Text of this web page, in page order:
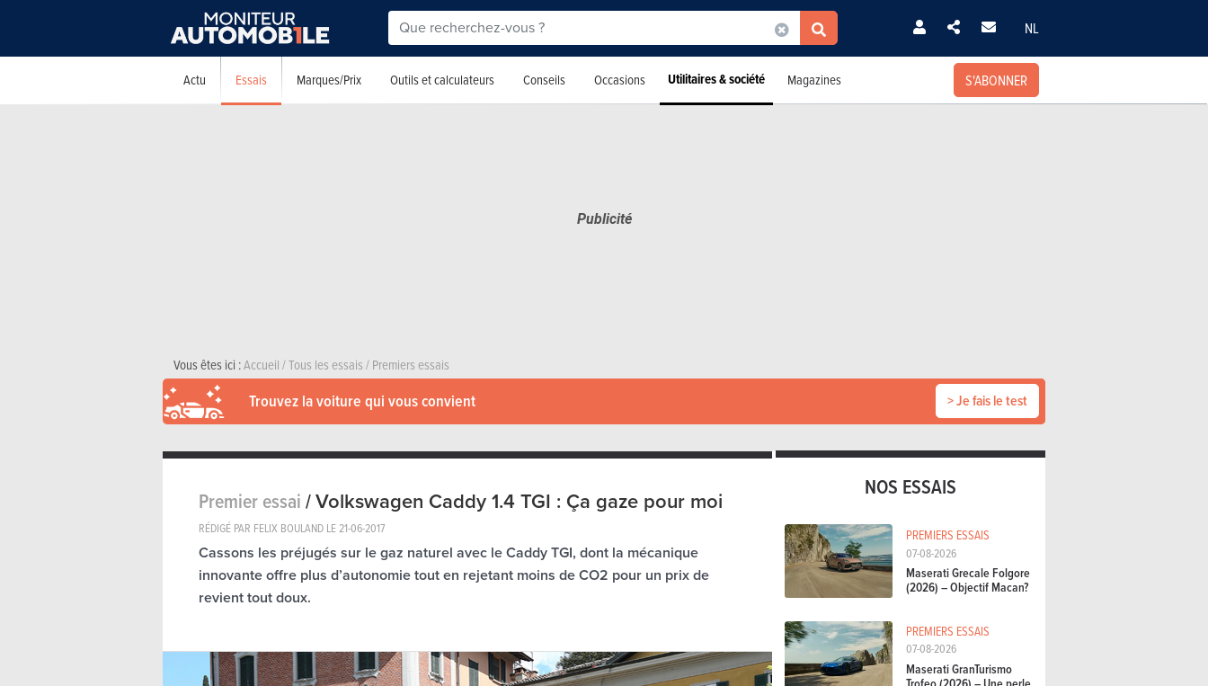
NL
Actu Essais Marques/Prix Outils et calculateurs Conseils Occasions Utilitaires & société Magazines S'ABONNER
Vous êtes ici :Accueil/Tous les essais/Premiers essais
Trouvez la voiture qui vous convient > Je fais le test
Premier essai/Volkswagen Caddy 1.4 TGI : Ça gaze pour moi
RÉDIGÉ PAR FELIX BOULAND LE21-06-2017
Cassons les préjugés sur le gaz naturel avec le Caddy TGI, dont la mécanique
innovante offre plus d’autonomie tout en rejetant moins de CO2 pour un prix de
revient tout doux.
NOS ESSAIS
PREMIERS ESSAIS
07-08-2026
Maserati Grecale Folgore
(2026) – Objectif Macan?
PREMIERS ESSAIS
07-08-2026
Maserati GranTurismo